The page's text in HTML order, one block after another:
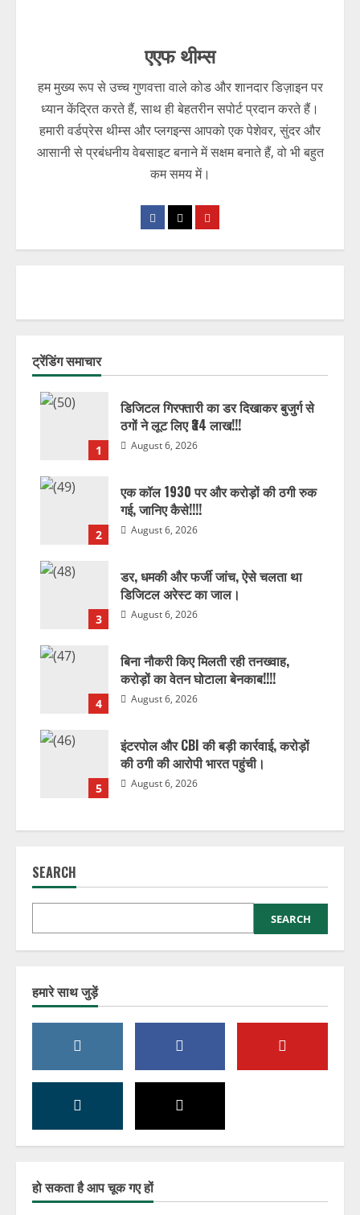
एएफ थीम्स
हम मुख्य रूप से उच्च गुणवत्ता वाले कोड और शानदार डिज़ाइन पर
ध्यान केंद्रित करते हैं, साथ ही बेहतरीन सपोर्ट प्रदान करते हैं।
हमारी वर्डप्रेस थीम्स और प्लगइन्स आपको एक पेशेवर, सुंदर और
आसानी से प्रबंधनीय वेबसाइट बनाने में सक्षम बनाते हैं, वो भी बहुत
कम समय में।
ट्रेंडिंग समाचार
1
डिजिटल गिरफ्तारी का डर दिखाकर बुजुर्ग से
ठगों ने लूट लिए ₹34 लाख!!!
August 6, 2026
2
एक कॉल 1930 पर और करोड़ों की ठगी रुक
गई, जानिए कैसे!!!!
August 6, 2026
3
डर, धमकी और फर्जी जांच, ऐसे चलता था
डिजिटल अरेस्ट का जाल।
August 6, 2026
4
बिना नौकरी किए मिलती रही तनख्वाह,
करोड़ों का वेतन घोटाला बेनकाब!!!!
August 6, 2026
5
इंटरपोल और CBI की बड़ी कार्रवाई, करोड़ों
की ठगी की आरोपी भारत पहुंची।
August 6, 2026
SEARCH
SEARCH
हमारे साथ जुड़ें
हो सकता है आप चूक गए हों